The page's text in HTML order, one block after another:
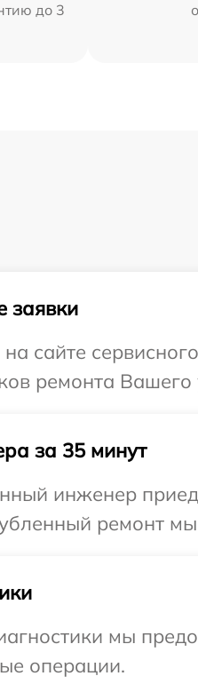
до 3
заявки
на сайте
ремонта Вашего
за 35 минут
инженер
ремонт
мы
операции.